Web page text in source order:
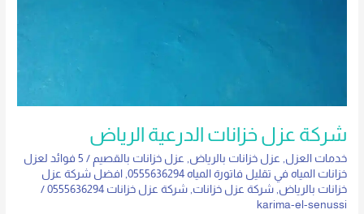
شركة عزل خزانات الدرعية الرياض
خدمات العزل, عزل خزانات بالرياض, عزل خزانات بالقصيم /
5 فوائد لعزل
خزانات المياه في تقليل فاتورة المياه 0555636294
, افضل شركة عزل
خزانات بالرياض,شركة عزل خزانات,شركة عزل خزانات 0555636294
/
karima-el-senussi